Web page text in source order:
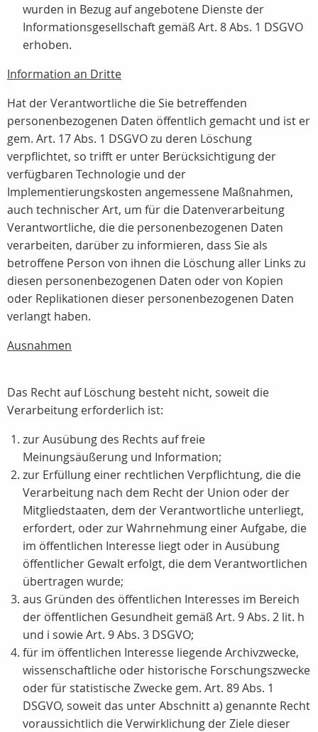
wurden in Bezug auf angebotene Dienste der
Informationsgesellschaft gemäß Art. 8 Abs. 1 DSGVO
erhoben.
Information an Dritte
Hat der Verantwortliche die Sie betreffenden
personenbezogenen Daten öffentlich gemacht und ist er
gem. Art. 17 Abs. 1 DSGVO zu deren Löschung
verpflichtet, so trifft er unter Berücksichtigung der
verfügbaren Technologie und der
Implementierungskosten angemessene Maßnahmen,
auch technischer Art, um für die Datenverarbeitung
Verantwortliche, die die personenbezogenen Daten
verarbeiten, darüber zu informieren, dass Sie als
betroffene Person von ihnen die Löschung aller Links zu
diesen personenbezogenen Daten oder von Kopien
oder Replikationen dieser personenbezogenen Daten
verlangt haben.
Ausnahmen
Das Recht auf Löschung besteht nicht, soweit die
Verarbeitung erforderlich ist:
zur Ausübung des Rechts auf freie
Meinungsäußerung und Information;
zur Erfüllung einer rechtlichen Verpflichtung, die die
Verarbeitung nach dem Recht der Union oder der
Mitgliedstaaten, dem der Verantwortliche unterliegt,
erfordert, oder zur Wahrnehmung einer Aufgabe, die
im öffentlichen Interesse liegt oder in Ausübung
öffentlicher Gewalt erfolgt, die dem Verantwortlichen
übertragen wurde;
aus Gründen des öffentlichen Interesses im Bereich
der öffentlichen Gesundheit gemäß Art. 9 Abs. 2 lit. h
und i sowie Art. 9 Abs. 3 DSGVO;
für im öffentlichen Interesse liegende Archivzwecke,
wissenschaftliche oder historische Forschungszwecke
oder für statistische Zwecke gem. Art. 89 Abs. 1
DSGVO, soweit das unter Abschnitt a) genannte Recht
voraussichtlich die Verwirklichung der Ziele dieser